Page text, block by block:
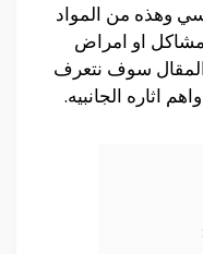
وهذه من المواد
مشاكل او امراض
المقال سوف نتعرف
اثاره الجانبيه.